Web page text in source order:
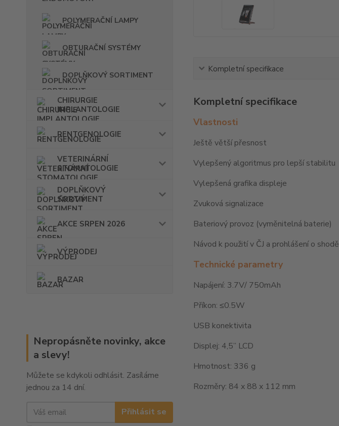
POLYMERAČNÍ LAMPY
OBTURAČNÍ SYSTÉMY
DOPLŇKOVÝ SORTIMENT
CHIRURGIE
IMPLANTOLOGIE
RENTGENOLOGIE
VETERINÁRNÍ
STOMATOLOGIE
DOPLŇKOVÝ
SORTIMENT
AKCE SRPEN 2026
VÝPRODEJ
BAZAR
Nepropásněte novinky, akce
a slevy!
Můžete se kdykoli odhlásit. Zasíláme
jednou za 14 dní.
Přihlásit se
Kompletní specifikace
Kompletní specifikace
Vlastnosti
Ještě větší přesnost
Vylepšený algoritmus pro lepší stabilitu
Vylepšená grafika displeje
Zvuková signalizace
Bateriový provoz (vyměnitelná baterie)
Návod k použití v ČJ a prohlášení o shodě
Technické parametry
Napájení: 3.7V/ 750mAh
Příkon: ≤0.5W
USB konektivita
Displej: 4,5” LCD
Hmotnost: 336 g
Rozměry: 84 x 88 x 112 mm